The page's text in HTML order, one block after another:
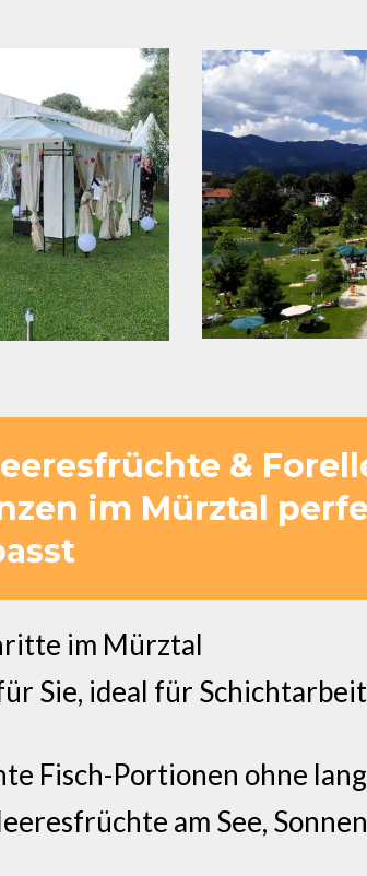
&
im Mürztal
im Mürztal
Sie, ideal für
Fisch-Portionen ohne
am See,